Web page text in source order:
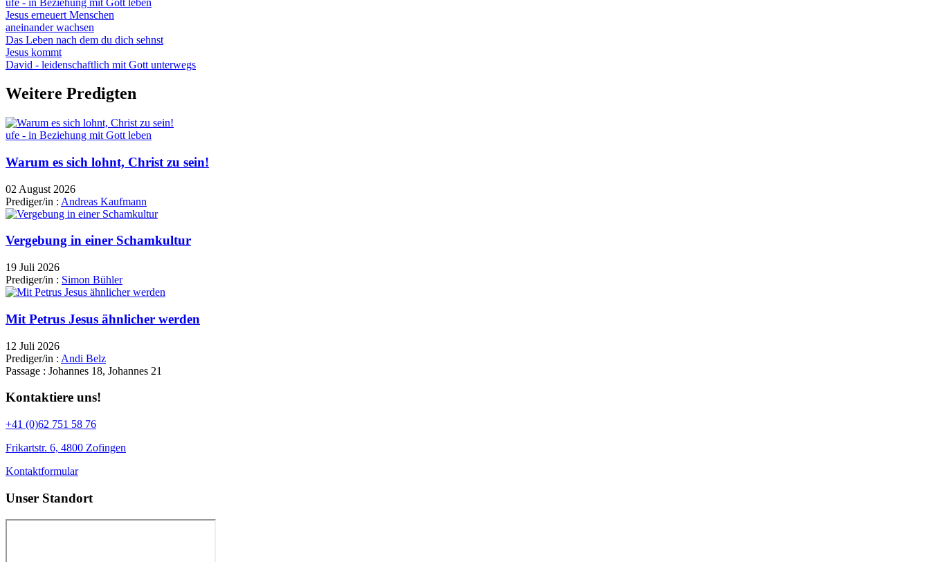
Jesus erneuert Menschen
aneinander wachsen
Das Leben nach dem du dich sehnst
Jesus kommt
David - leidenschaftlich mit Gott unterwegs
Weitere Predigten
ufe - in Beziehung mit Gott leben
Warum es sich lohnt, Christ zu sein!
02 August 2026
Prediger/in : Andreas Kaufmann
Vergebung in einer Schamkultur
19 Juli 2026
Prediger/in : Simon Bühler
Mit Petrus Jesus ähnlicher werden
12 Juli 2026
Prediger/in : Andi Belz
Passage : Johannes 18, Johannes 21
Kontaktiere uns!
+41 (0)62 751 58 76
Frikartstr. 6, 4800 Zofingen
Kontaktformular
Unser Standort